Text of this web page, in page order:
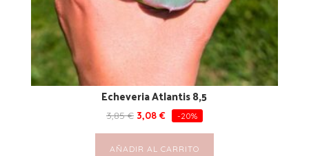
Echeveria Atlantis 8,5
3,85€ 3,08 € -20%
AÑADIR AL CARRITO